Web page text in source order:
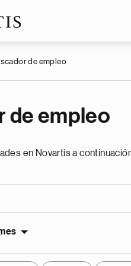
de empleo
de empleo
en Novartis a